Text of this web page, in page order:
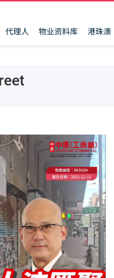
代理人 物业资料库 港珠澳